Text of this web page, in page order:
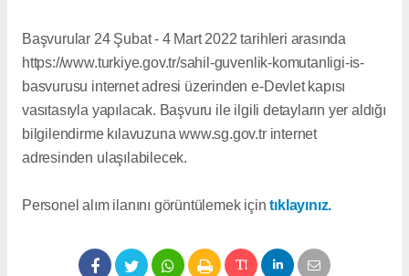
Başvurular 24 Şubat - 4 Mart 2022 tarihleri arasında
https://www.turkiye.gov.tr/sahil-guvenlik-komutanligi-is-
basvurusu internet adresi üzerinden e-Devlet kapısı
vasıtasıyla yapılacak. Başvuru ile ilgili detayların yer aldığı
bilgilendirme kılavuzuna www.sg.gov.tr internet
adresinden ulaşılabilecek.
Personel alım ilanını görüntülemek içintıklayınız.